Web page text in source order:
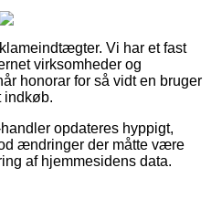
Vi har et fast
virksomheder og
honorar for så vidt en bruger
indkøb.
opdateres hyppigt,
ændringer der måtte være
af hjemmesidens data.